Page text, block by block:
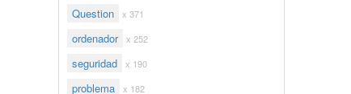
Question x 371
ordenador x 252
seguridad x 190
problema x 182